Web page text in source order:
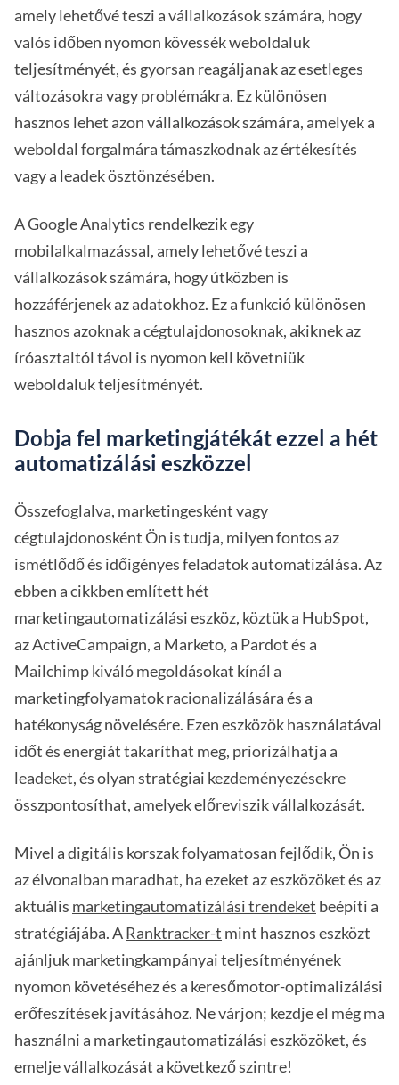
amely lehetővé teszi a vállalkozások számára, hogy
valós időben nyomon kövessék weboldaluk
teljesítményét, és gyorsan reagáljanak az esetleges
változásokra vagy problémákra. Ez különösen
hasznos lehet azon vállalkozások számára, amelyek a
weboldal forgalmára támaszkodnak az értékesítés
vagy a leadek ösztönzésében.
A Google Analytics rendelkezik egy
mobilalkalmazással, amely lehetővé teszi a
vállalkozások számára, hogy útközben is
hozzáférjenek az adatokhoz. Ez a funkció különösen
hasznos azoknak a cégtulajdonosoknak, akiknek az
íróasztaltól távol is nyomon kell követniük
weboldaluk teljesítményét.
Dobja fel marketingjátékát ezzel a hét
automatizálási eszközzel
Összefoglalva, marketingesként vagy
cégtulajdonosként Ön is tudja, milyen fontos az
ismétlődő és időigényes feladatok automatizálása. Az
ebben a cikkben említett hét
marketingautomatizálási eszköz, köztük a HubSpot,
az ActiveCampaign, a Marketo, a Pardot és a
Mailchimp kiváló megoldásokat kínál a
marketingfolyamatok racionalizálására és a
hatékonyság növelésére. Ezen eszközök használatával
időt és energiát takaríthat meg, priorizálhatja a
leadeket, és olyan stratégiai kezdeményezésekre
összpontosíthat, amelyek előreviszik vállalkozását.
Mivel a digitális korszak folyamatosan fejlődik, Ön is
az élvonalban maradhat, ha ezeket az eszközöket és az
aktuális marketingautomatizálási trendeket beépíti a
stratégiájába. ARanktracker-t mint hasznos eszközt
ajánljuk marketingkampányai teljesítményének
nyomon követéséhez és a keresőmotor-optimalizálási
erőfeszítések javításához. Ne várjon; kezdje el még ma
használni a marketingautomatizálási eszközöket, és
emelje vállalkozását a következő szintre!